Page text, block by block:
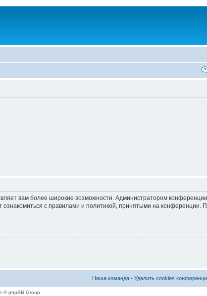
вам более широкие возможности. Администратором
с правилами и политикой, принятыми на конференции.
Наша команда • Удалить cookies
© phpBB Group